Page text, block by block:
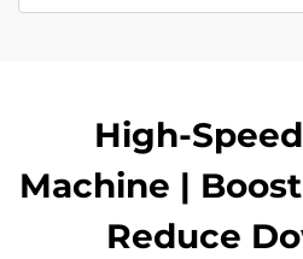
High-
Machine |
Reduce